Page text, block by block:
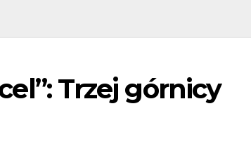
Trzej górnicy